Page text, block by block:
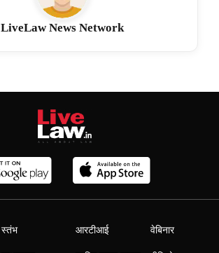
LiveLaw News Network
स्तंभ आरटीआई वेबिनार